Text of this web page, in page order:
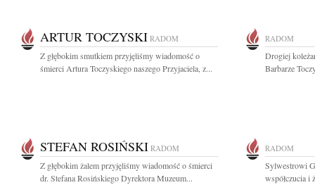
ARTUR TOCZYSKI RADOM
Z głębokim smutkiem przyjęliśmy wiadomość o
śmierci Artura Toczyskiego naszego Przyjaciela, z...
RADOM
Drogiej
Barbarze
STEFAN ROSIŃSKI RADOM
Z głębokim żalem przyjęliśmy wiadomość o śmierci
dr. Stefana Rosińskiego Dyrektora Muzeum...
RADOM
Sylwestrowi
współczucia i